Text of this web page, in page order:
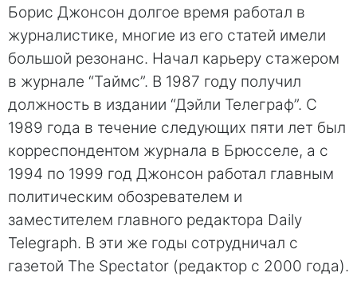
Борис Джонсон долгое время работал в
журналистике, многие из его статей имели
большой резонанс. Начал карьеру стажером
в журнале “Таймс”. В 1987 году получил
должность в издании “Дэйли Телеграф”. С
1989 года в течение следующих пяти лет был
корреспондентом журнала в Брюсселе, а с
1994 по 1999 год Джонсон работал главным
политическим обозревателем и
заместителем главного редактора Daily
Telegraph. В эти же годы сотрудничал с
газетой The Spectator (редактор с 2000 года).